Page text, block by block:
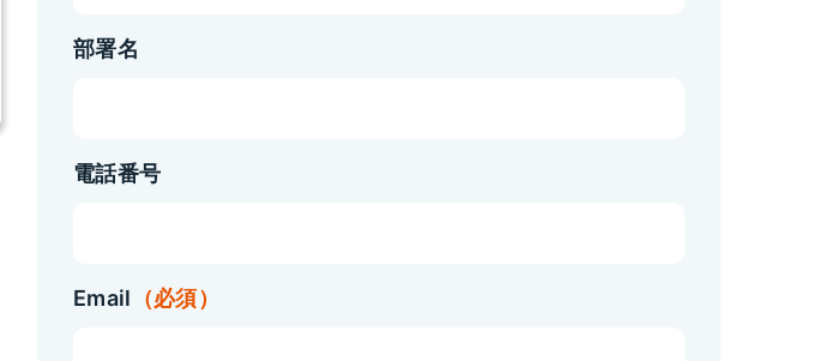
部署名
電話番号
Email （必須）